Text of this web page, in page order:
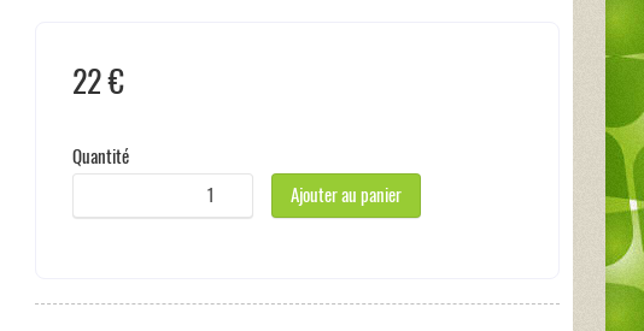
22 €
Quantité
Ajouter au panier